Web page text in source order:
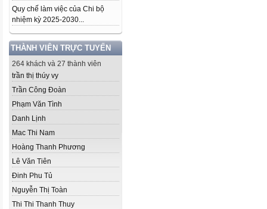
Quy chế làm việc của Chi bộ
nhiệm kỳ 2025-2030...
THÀNH VIÊN TRỰC TUYẾN
264 khách và 27 thành viên
trần thị thúy vy
Trần Công Đoàn
Phạm Văn Tình
Danh Lịnh
Mac Thi Nam
Hoàng Thanh Phương
Lê Văn Tiên
Đinh Phu Tủ
Nguyễn Thị Toàn
Thi Thi Thanh Thuy